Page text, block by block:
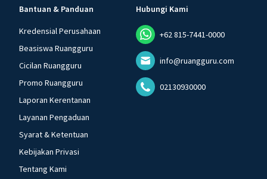
Bantuan & Panduan
Kredensial Perusahaan
Beasiswa Ruangguru
Cicilan Ruangguru
Promo Ruangguru
Laporan Kerentanan
Layanan Pengaduan
Syarat & Ketentuan
Kebijakan Privasi
Tentang Kami
Hubungi Kami
+62 815-7441-0000
info@ruangguru.com
02130930000